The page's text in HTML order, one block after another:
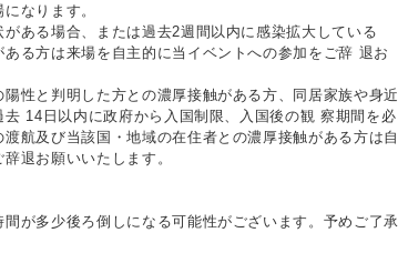
なります。
がある場合、または過去2週間以内に感染拡大している
る方は来場を自主的に当イベントへの参加をご辞 退お
陽性と判明した方との濃厚接触がある方、同居家族や身近
14日以内に政府から入国制限、入国後の観 察期間を必
航及び当該国・地域の在住者との濃厚接触がある方は自
退お願いいたします。
間が多少後ろ倒しになる可能性がございます。予めご了承